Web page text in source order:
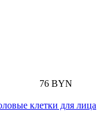
76 BYN
клетки для лица